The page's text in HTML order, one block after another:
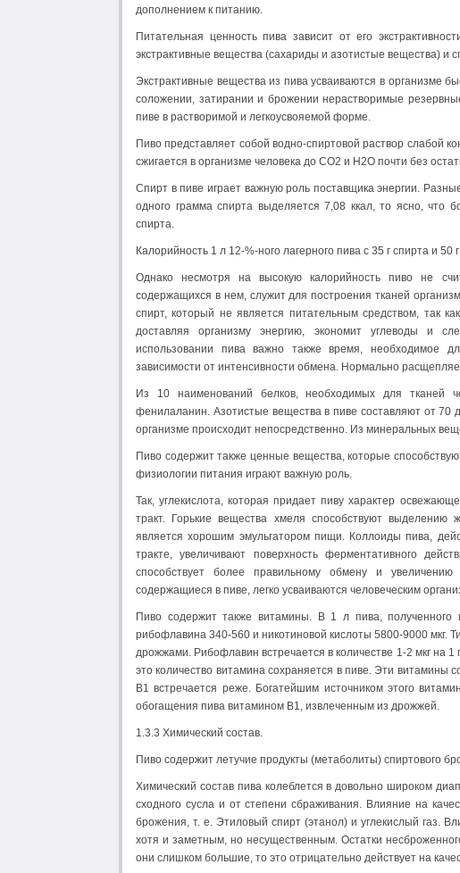
дополнением к питанию.
Питательная ценность пива зависит от его
экстрактивные вещества (сахариды и азотистые вещества) и
Экстрактивные вещества из пива усваиваются в организме
соложении, затирании и брожении нерастворимые
пиве в растворимой и легкоусвояемой форме.
Пиво представляет собой водно-спиртовой раствор слабой
сжигается в организме человека до CO2 и H2O почти без
Спирт в пиве играет важную роль поставщика энергии.
одного грамма спирта выделяется 7,08 ккал, то ясно, что
спирта.
Калорийность 1 л 12-%-ного лагерного пива с 35 г спирта и 50
Однако несмотря на высокую калорийность пиво не
содержащихся в нем, служит для построения тканей
спирт, который не является питательным средством, так
доставляя организму энергию, экономит углеводы и
использовании пива важно также время, необходимое
зависимости от интенсивности обмена. Нормально
Из 10 наименований белков, необходимых для тканей
фенилаланин. Азотистые вещества в пиве составляют от 70
организме происходит непосредственно. Из минеральных
Пиво содержит также ценные вещества, которые
физиологии питания играют важную роль.
Так, углекислота, которая придает пиву характер
тракт. Горькие вещества хмеля способствуют
является хорошим эмульгатором пищи. Коллоиды пива,
тракте, увеличивают поверхность ферментативного
способствует более правильному обмену и
содержащиеся в пиве, легко усваиваются человеческим
Пиво содержит также витамины. В 1 л пива, полученного
рибофлавина 340-560 и никотиновой кислоты 5800-9000 мкг.
дрожжами. Рибофлавин встречается в количестве 1-2 мкг на
это количество витамина сохраняется в пиве. Эти витамины
В1 встречается реже. Богатейшим источником этого
обогащения пива витамином В1, извлеченным из дрожжей.
1.3.3 Химический состав.
Пиво содержит летучие продукты (метаболиты) спиртового
Химический состав пива колеблется в довольно широком
сходного сусла и от степени сбраживания. Влияние на
брожения, т. е. Этиловый спирт (этанол) и углекислый газ.
хотя и заметным, но несущественным. Остатки
они слишком большие, то это отрицательно действует на